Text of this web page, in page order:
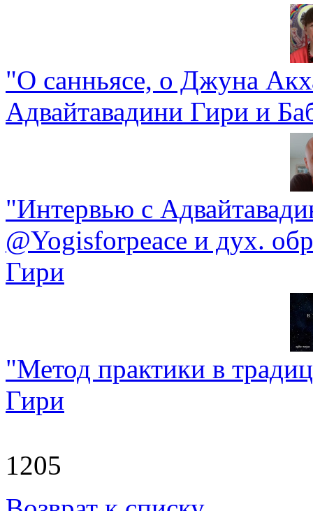
"О санньясе, о Джуна
Адвайтавадини Гири и
"Интервью с
@Yogisforpeace и дух.
Гири
"Метод практики в
Гири
1205